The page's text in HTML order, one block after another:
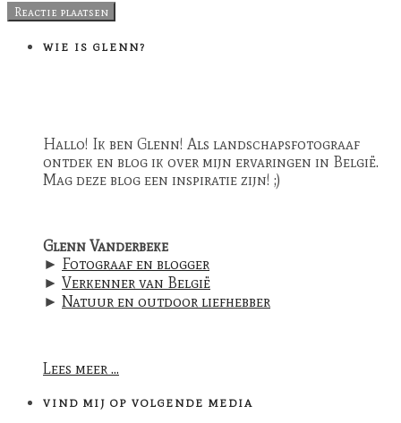
WIE IS GLENN?
Hallo! Ik ben Glenn! Als landschapsfotograaf
ontdek en blog ik over mijn ervaringen in België.
Mag deze blog een inspiratie zijn! ;)
Glenn Vanderbeke
► Fotograaf en blogger
► Verkenner van België
► Natuur en outdoor liefhebber
Lees meer ...
VIND MIJ OP VOLGENDE MEDIA